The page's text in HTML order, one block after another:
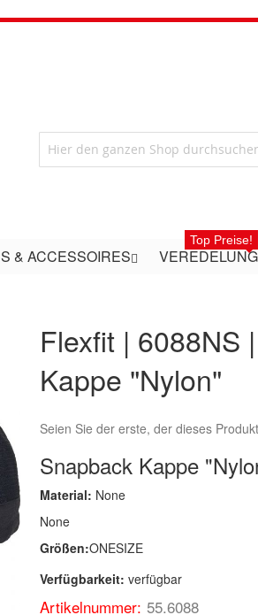
& ACCESSOIRES VEREDELUNG
Top Preise!
Flexfit | 6088NS
Kappe "Nylon"
Seien Sie der erste, der dieses
Snapback Kappe
Material: None
None
Größen:ONESIZE
Verfügbarkeit: verfügbar
Artikelnummer: 55.6088